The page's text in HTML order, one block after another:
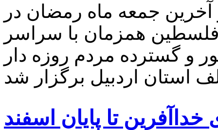
جمعه ماه رمضان در
همزمان با سراسر
و گسترده مردم روزه دار
تا پایان اسفند